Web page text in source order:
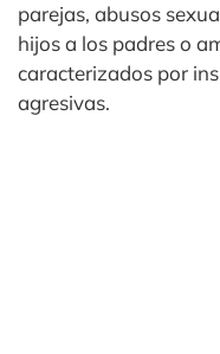
parejas, abusos
hijos a los padres o
caracterizados por
agresivas.